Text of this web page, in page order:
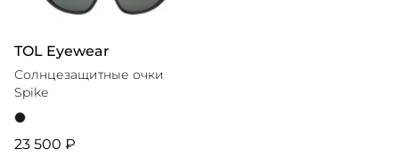
TOL Eyewear
Солнцезащитные очки
Spike
23 500 ₽